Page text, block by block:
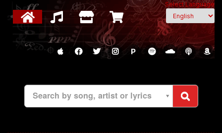
Select Language
P
Search by song, artist or lyrics